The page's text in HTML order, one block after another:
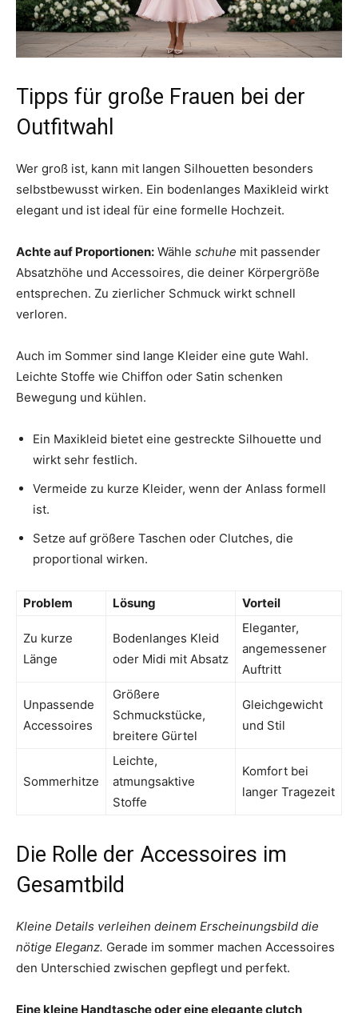
Tipps für große Frauen bei der
Outfitwahl
Wer groß ist, kann mit langen Silhouetten besonders
selbstbewusst wirken. Ein bodenlanges Maxikleid wirkt
elegant und ist ideal für eine formelle Hochzeit.
Achte auf Proportionen: Wähle schuhe mit passender
Absatzhöhe und Accessoires, die deiner Körpergröße
entsprechen. Zu zierlicher Schmuck wirkt schnell
verloren.
Auch im Sommer sind lange Kleider eine gute Wahl.
Leichte Stoffe wie Chiffon oder Satin schenken
Bewegung und kühlen.
Ein Maxikleid bietet eine gestreckte Silhouette und
wirkt sehr festlich.
Vermeide zu kurze Kleider, wenn der Anlass formell
ist.
Setze auf größere Taschen oder Clutches, die
proportional wirken.
Problem Lösung Vorteil
Zu kurze
Länge
Bodenlanges Kleid
oder Midi mit Absatz
Eleganter,
angemessener
Auftritt
Unpassende
Accessoires
Größere
Schmuckstücke,
breitere Gürtel
Gleichgewicht
und Stil
Sommerhitze
Leichte,
atmungsaktive
Stoffe
Komfort bei
langer Tragezeit
Die Rolle der Accessoires im
Gesamtbild
Kleine Details verleihen deinem Erscheinungsbild die
nötige Eleganz. Gerade im sommer machen Accessoires
den Unterschied zwischen gepflegt und perfekt.
Eine kleine Handtasche oder eine elegante clutch